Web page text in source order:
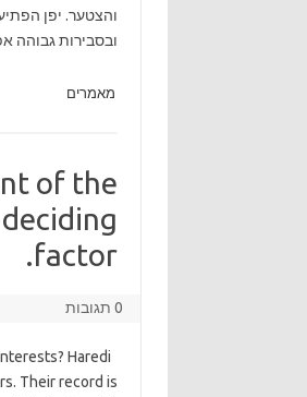
ובסבירות גבוהה
מאמרים
of the
factor.
0 תגובות
Haredi
Their record is